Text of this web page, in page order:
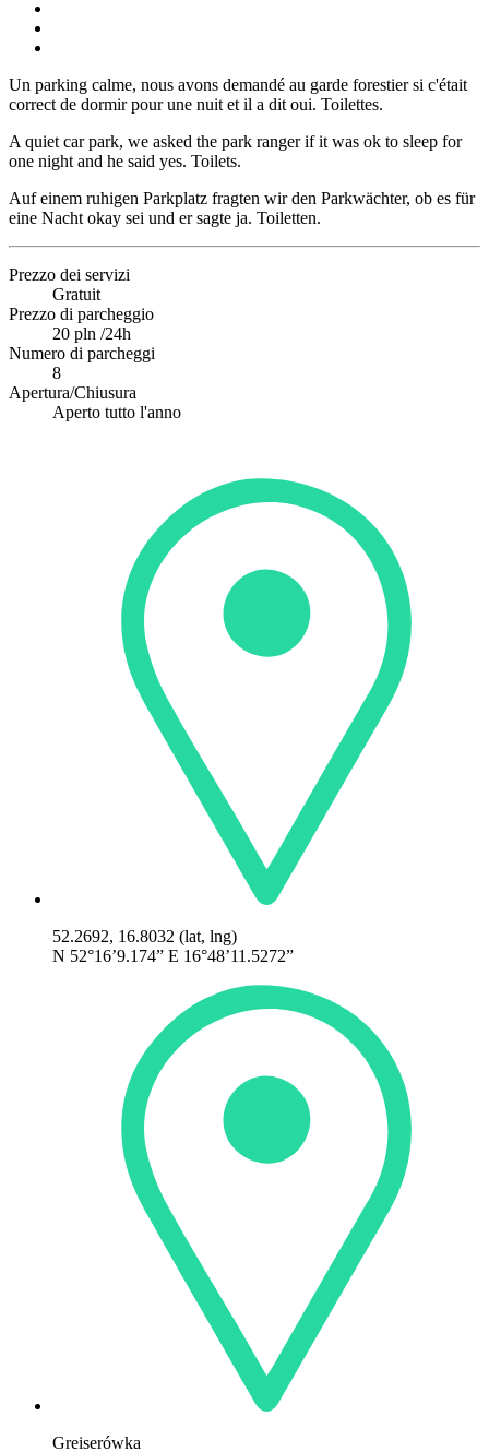
Un parking calme, nous avons demandé au garde forestier si c'était
correct de dormir pour une nuit et il a dit oui. Toilettes.
A quiet car park, we asked the park ranger if it was ok to sleep for
one night and he said yes. Toilets.
Auf einem ruhigen Parkplatz fragten wir den Parkwächter, ob es für
eine Nacht okay sei und er sagte ja. Toiletten.
Prezzo dei servizi
Gratuit
Prezzo di parcheggio
20 pln /24h
Numero di parcheggi
8
Apertura/Chiusura
Aperto tutto l'anno
52.2692, 16.8032 (lat, lng)
N 52°16’9.174” E 16°48’11.5272”
Greiserówka